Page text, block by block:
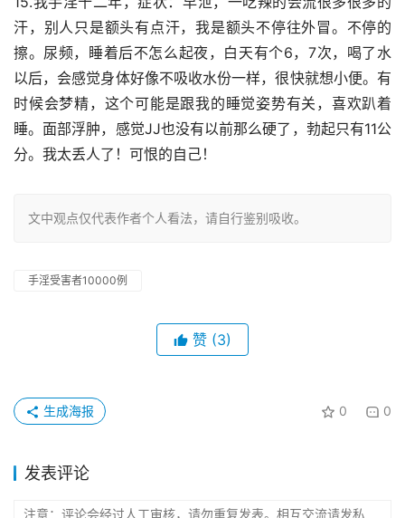
汗，别人只是额头有点汗，我是额头不停往外冒。不停的
擦。尿频，睡着后不怎么起夜，白天有个6，7次，喝了水
以后，会感觉身体好像不吸收水份一样，很快就想小便。有
时候会梦精，这个可能是跟我的睡觉姿势有关，喜欢趴着
睡。面部浮肿，感觉JJ也没有以前那么硬了，勃起只有11公
分。我太丢人了！可恨的自己！
文中观点仅代表作者个人看法，请自行鉴别吸收。
手淫受害者10000例
赞 (3)
0 0
生成海报
发表评论